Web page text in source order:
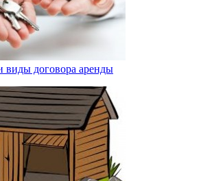
виды договора аренды